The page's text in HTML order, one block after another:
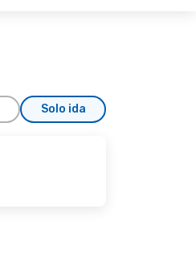
Solo ida